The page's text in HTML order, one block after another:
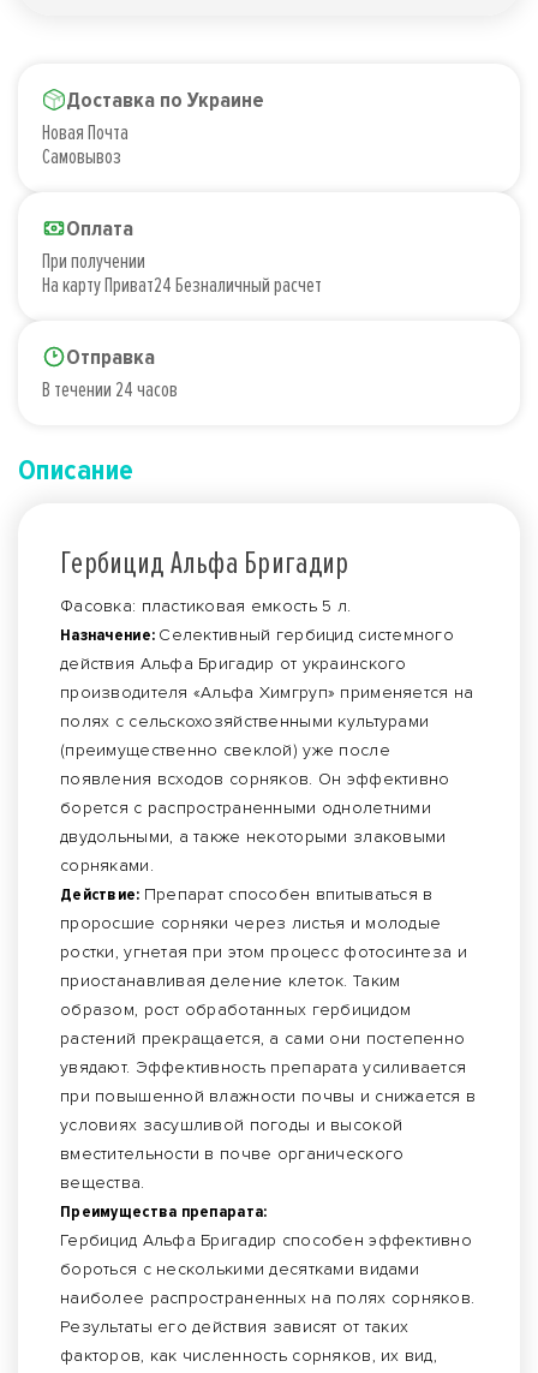
Доставка по Украине
Новая Почта
Самовывоз
Оплата
При получении
На карту Приват24 Безналичный расчет
Отправка
В течении 24 часов
Описание
Гербицид Альфа Бригадир
Фасовка: пластиковая емкость 5 л.
Назначение: Селективный гербицид системного
действия Альфа Бригадир от украинского
производителя «Альфа Химгруп» применяется на
полях с сельскохозяйственными культурами
(преимущественно свеклой) уже после
появления всходов сорняков. Он эффективно
борется с распространенными однолетними
двудольными, а также некоторыми злаковыми
сорняками.
Действие: Препарат способен впитываться в
проросшие сорняки через листья и молодые
ростки, угнетая при этом процесс фотосинтеза и
приостанавливая деление клеток. Таким
образом, рост обработанных гербицидом
растений прекращается, а сами они постепенно
увядают. Эффективность препарата усиливается
при повышенной влажности почвы и снижается в
условиях засушливой погоды и высокой
вместительности в почве органического
вещества.
Преимущества препарата:
Гербицид Альфа Бригадир способен эффективно
бороться с несколькими десятками видами
наиболее распространенных на полях сорняков.
Результаты его действия зависят от таких
факторов, как численность сорняков, их вид,